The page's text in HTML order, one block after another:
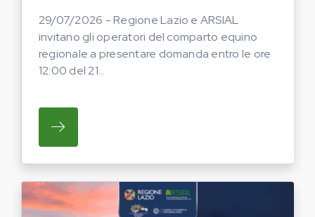
29/07/2026 - Regione Lazio e ARSIAL
invitano gli operatori del comparto equino
regionale a presentare domanda entro le ore
12:00 del 21...
SU REGIONE LAZIO E ARSIAL INVITANO